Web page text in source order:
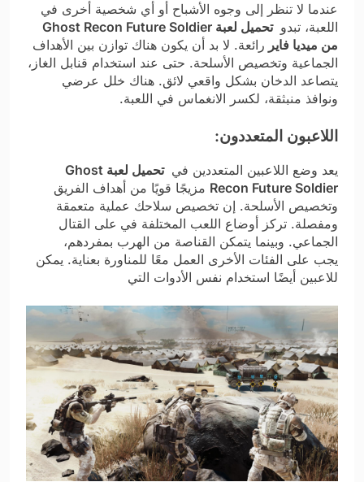
عندما لا تنظر إلى وجوه الأشباح أو أي شخصية أخرى في
اللعبة، تبدو
تحميل لعبة Ghost Recon Future Soldier
من ميديا فاير رائعة. لا بد أن يكون هناك توازن بين الأهداف
الجماعية وتخصيص الأسلحة. حتى عند استخدام قنابل الغاز،
يتصاعد الدخان بشكل واقعي لائق. هناك خلل عرضي
ونوافذ منبثقة، لكسر الانغماس في اللعبة.
اللاعبون المتعددون:
يعد وضع اللاعبين المتعددين في
تحميل لعبة Ghost
Recon Future Soldier مزيجًا قويًا من أهداف الفريق
وتخصيص الأسلحة. إن تخصيص سلاحك عملية متعمقة
ومفصلة. تركز أوضاع اللعب المختلفة في على القتال
الجماعي. وبينما يتمكن القناصة من الهرب بمفردهم،
يجب على الفئات الأخرى العمل معًا للمناورة بعناية. يمكن
للاعبين أيضًا استخدام نفس الأدوات التي